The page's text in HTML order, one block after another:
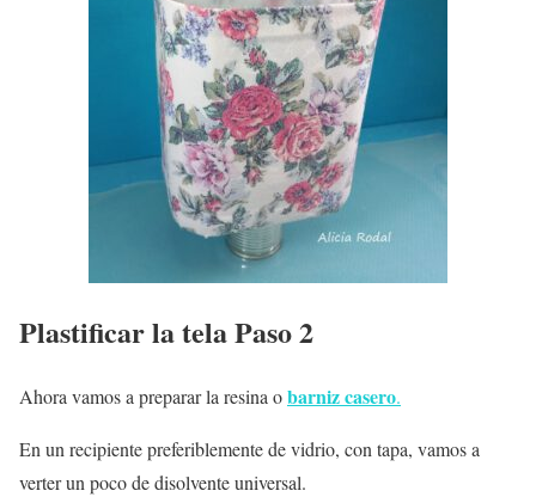
Plastificar la tela Paso 2
Ahora vamos a preparar la resina obarniz casero.
En un recipiente preferiblemente de vidrio, con tapa, vamos a
verter un poco de disolvente universal.